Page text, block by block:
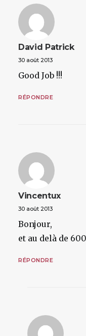
David Patrick
30 août 2013
Good Job !!!
RÉPONDRE
Vincentux
30 août 2013
Bonjour,
et au delà de
RÉPONDRE